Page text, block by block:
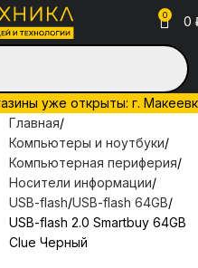
уже открыты: г.
0 0
Главная
Компьютеры и ноутбуки
Компьютерная периферия
Носители информации
USB-flash USB-flash 64GB
USB-flash 2.0 Smartbuy 64GB
Clue Черный